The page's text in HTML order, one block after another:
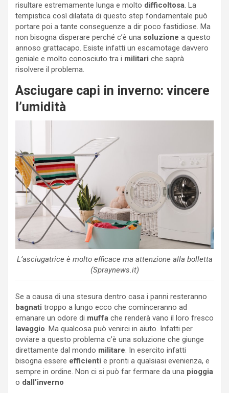
risultare estremamente lunga e molto difficoltosa. La
tempistica così dilatata di questo step fondamentale può
portare poi a tante conseguenze a dir poco fastidiose. Ma
non bisogna disperare perché c’è una soluzione a questo
annoso grattacapo. Esiste infatti un escamotage davvero
geniale e molto conosciuto tra i militari che saprà
risolvere il problema.
Asciugare capi in inverno: vincere
l’umidità
L’asciugatrice è molto efficace ma attenzione alla bolletta
(Spraynews.it)
Se a causa di una stesura dentro casa i panni resteranno
bagnati troppo a lungo ecco che cominceranno ad
emanare un odore di muffa che renderà vano il loro fresco
lavaggio. Ma qualcosa può venirci in aiuto. Infatti per
ovviare a questo problema c’è una soluzione che giunge
direttamente dal mondo militare. In esercito infatti
bisogna essere efficienti e pronti a qualsiasi evenienza, e
sempre in ordine. Non ci si può far fermare da una pioggia
o dall’inverno